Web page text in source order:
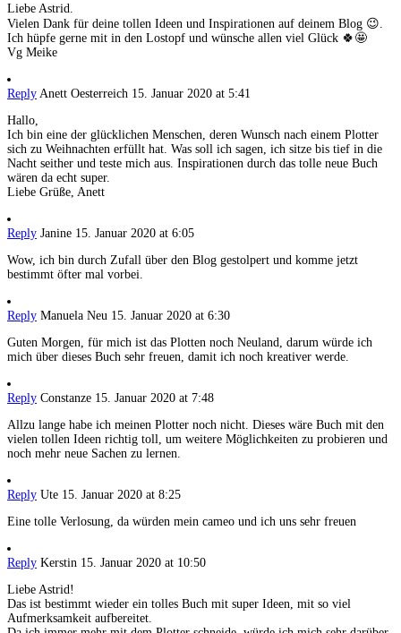
Liebe Astrid.
Vielen Dank für deine tollen Ideen und Inspirationen auf deinem Blog 😉.
Ich hüpfe gerne mit in den Lostopf und wünsche allen viel Glück 🍀🤩
Vg Meike
Reply Anett Oesterreich 15. Januar 2020 at 5:41
Hallo,
Ich bin eine der glücklichen Menschen, deren Wunsch nach einem Plotter
sich zu Weihnachten erfüllt hat. Was soll ich sagen, ich sitze bis tief in die
Nacht seither und teste mich aus. Inspirationen durch das tolle neue Buch
wären da echt super.
Liebe Grüße, Anett
Reply Janine 15. Januar 2020 at 6:05
Wow, ich bin durch Zufall über den Blog gestolpert und komme jetzt
bestimmt öfter mal vorbei.
Reply Manuela Neu 15. Januar 2020 at 6:30
Guten Morgen, für mich ist das Plotten noch Neuland, darum würde ich
mich über dieses Buch sehr freuen, damit ich noch kreativer werde.
Reply Constanze 15. Januar 2020 at 7:48
Allzu lange habe ich meinen Plotter noch nicht. Dieses wäre Buch mit den
vielen tollen Ideen richtig toll, um weitere Möglichkeiten zu probieren und
noch mehr neue Sachen zu lernen.
Reply Ute 15. Januar 2020 at 8:25
Eine tolle Verlosung, da würden mein cameo und ich uns sehr freuen
Reply Kerstin 15. Januar 2020 at 10:50
Liebe Astrid!
Das ist bestimmt wieder ein tolles Buch mit super Ideen, mit so viel
Aufmerksamkeit aufbereitet.